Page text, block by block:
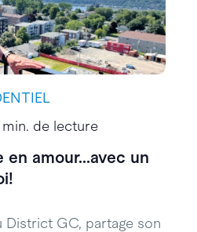
de lecture
amour...avec un
District GC, partage son